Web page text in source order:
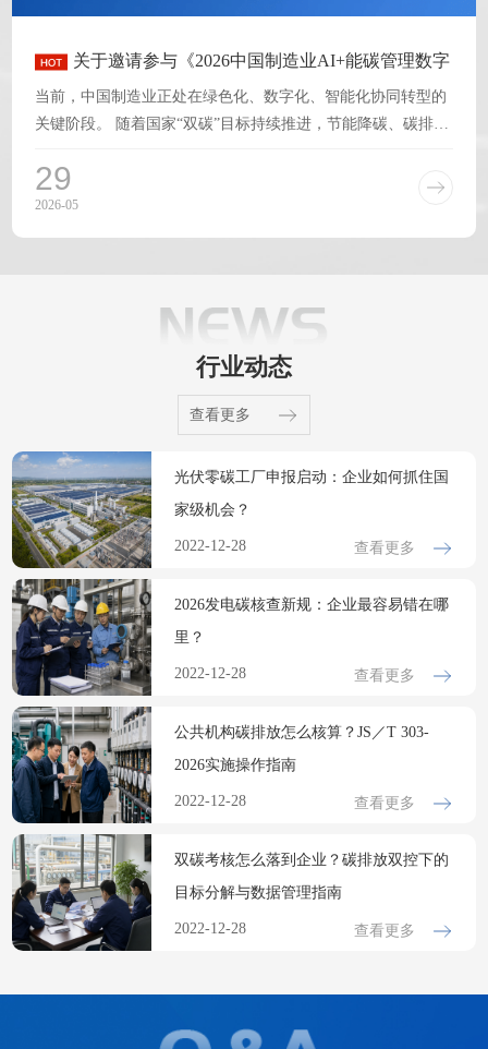
关于邀请参与《2026中国制造业AI+能碳管理数字
当前，中国制造业正处在绿色化、数字化、智能化协同转型的
关键阶段。 随着国家“双碳”目标持续推进，节能降碳、碳排放
29
2026-05
行业动态
查看更多
光伏零碳工厂申报启动：企业如何抓住国
家级机会？
2022-12-28 查看更多
2026发电碳核查新规：企业最容易错在哪
里？
2022-12-28 查看更多
公共机构碳排放怎么核算？JS／T 303-
2026实施操作指南
2022-12-28 查看更多
双碳考核怎么落到企业？碳排放双控下的
目标分解与数据管理指南
2022-12-28 查看更多